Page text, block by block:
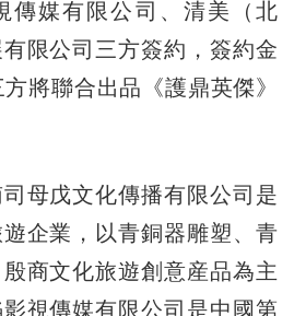
傳媒有限公司、清美（北
限公司三方簽約，簽約金
將聯合出品《護鼎英傑》
戊文化傳播有限公司是
企業，以青銅器雕塑、青
商文化旅遊創意産品為主
視傳媒有限公司是中國第